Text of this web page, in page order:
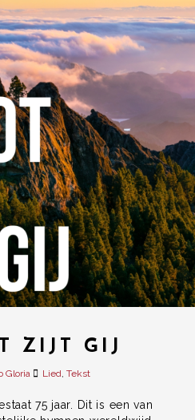
ZIJT GIJ
Gloria Lied, Tekst
75 jaar. Dit is een van